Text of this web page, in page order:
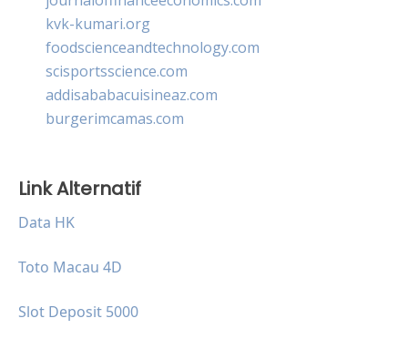
kvk-kumari.org
foodscienceandtechnology.com
scisportsscience.com
addisababacuisineaz.com
burgerimcamas.com
Link Alternatif
Data HK
Toto Macau 4D
Slot Deposit 5000